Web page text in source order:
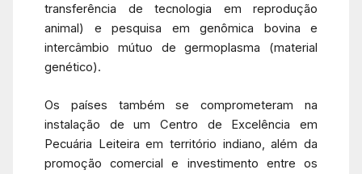
transferência de tecnologia em reprodução
animal) e pesquisa em genômica bovina e
intercâmbio mútuo de germoplasma (material
genético).
Os países também se comprometeram na
instalação de um Centro de Excelência em
Pecuária Leiteira em território indiano, além da
promoção comercial e investimento entre os